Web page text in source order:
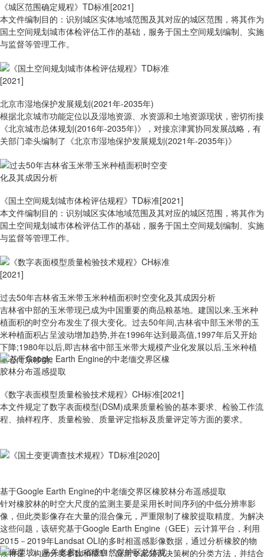
《城区范围确定规程》TD标准[2021]
本文件编制目的：识别城区实体地域范围及其对应的城区范围，将其作为
国土空间规划城市体检评估工作的基础，服务于国土空间规划编制、实施
与监督等管理工作。
北京市湿地保护发展规划(2021年-2035年)
根据北京城市功能定位以及湿地资源、水资源和土地资源现状，密切衔接
《北京城市总体规划(2016年-2035年)》，对接京津冀协同发展战略，有
关部门牵头编制了《北京市湿地保护发展规划(2021年-2035年)》
《国土空间规划城市体检评估规程》TD标准[2021]
本文件编制目的：识别城区实体地域范围及其对应的城区范围，将其作为
国土空间规划城市体检评估工作的基础，服务于国土空间规划编制、实施
与监督等管理工作。
过去50年吉林省玉米带玉米种植面积时空变化及其成因分析
吉林省中部的玉米带现已成为中国重要的商品粮基地。建国以来,玉米种
植面积的时空分布发生了很大变化。过去50年间,吉林省中部玉米带的玉
米种植面积占呈波动增加趋势,并在1996年达到最高值,1997年后又开始
下降;1980年以后,即吉林省中部玉米带大规模产业化发展以后,玉米种植
重心向东移动。
《数字表面模型质量检验技术规程》CH标准[2021]
本文件规定了数字表面模型(DSM)成果质量检验的基本要求、检验工作流
程、抽样程序、质量检验、质量评定指标及质量评定等方面的要求。
基于Google Earth Engine的中老缅交界区橡胶林分布遥感提取
针对橡胶林的时空大尺度的监测主要是采用长时间序列的中低分辨率影
像，但此类影像存在大量的混合像元，严重限制了橡胶提取精度。为解决
这些问题，该研究基于Google Earth Engine（GEE）云计算平台，利用
2015－2019年Landsat OLI的多时相遥感影像数据，通过分析橡胶的物
候特征，构建分类参数和模型，应用专家知识决策树的分类方法，并结合